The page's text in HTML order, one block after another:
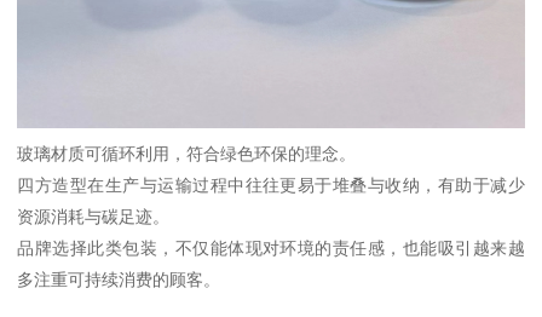
玻璃材质可循环利用，符合绿色环保的理念。
四方造型在生产与运输过程中往往更易于堆叠与收纳，有助于减少
资源消耗与碳足迹。
品牌选择此类包装，不仅能体现对环境的责任感，也能吸引越来越
多注重可持续消费的顾客。